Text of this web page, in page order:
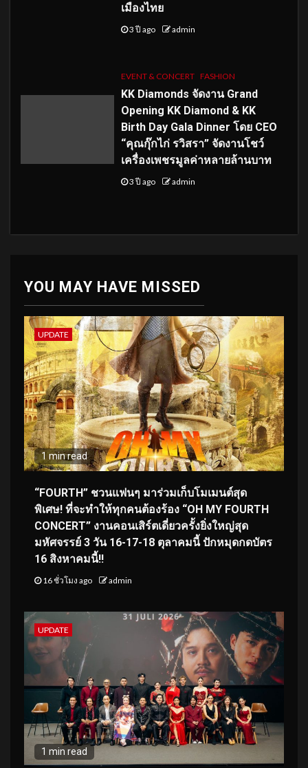
เมืองไทย
3 ปี ago admin
EVENT & CONCERT FASHION
KK Diamonds จัดงาน Grand
Opening KK Diamond & KK
Birth Day Gala Dinner โดย CEO
“คุณกุ๊กไก่ รวิสรา” จัดงานโชว์
เครื่องเพชรมูลค่าหลายล้านบาท
3 ปี ago admin
YOU MAY HAVE MISSED
UPDATE
1 min read
“FOURTH” ชวนแฟนๆ มาร่วมเก็บโมเมนต์สุด
พิเศษ! ที่จะทำให้ทุกคนต้องร้อง “OH MY FOURTH
CONCERT” งานคอนเสิร์ตเดี่ยวครั้งยิ่งใหญ่สุด
มหัศจรรย์ 3 วัน 16-17-18 ตุลาคมนี้ ปักหมุดกดบัตร
16 สิงหาคมนี้!!
16 ชั่วโมง ago admin
UPDATE
1 min read